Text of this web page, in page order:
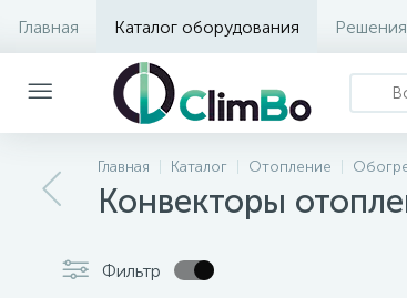
Главная Каталог оборудования
Главная Каталог Отопление
Конвекторы
Фильтр